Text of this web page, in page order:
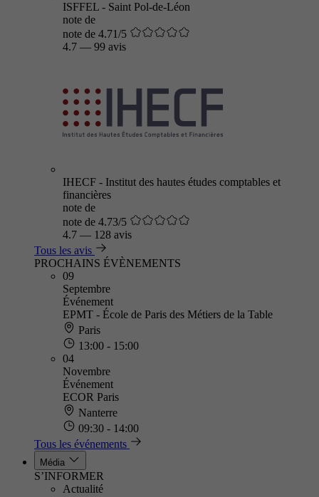
ISFFEL - Saint Pol-de-Léon
note de
note de 4.71/5
4.7 — 99 avis
IHECF - Institut des hautes études comptables et
financières
note de
note de 4.73/5
4.7 — 128 avis
Tous les avis
PROCHAINS ÉVÈNEMENTS
09
Septembre
Événement
EPMT - École de Paris des Métiers de la Table
Paris
13:00 - 15:00
04
Novembre
Événement
ECOR Paris
Nanterre
09:30 - 14:00
Tous les événements
Média
S’INFORMER
Actualité